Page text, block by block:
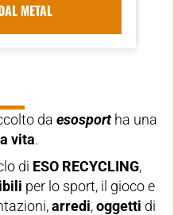
METAL
da esosport ha una
vita.
di ESO RECYCLING,
per lo sport, il gioco e
arredi,oggetti di